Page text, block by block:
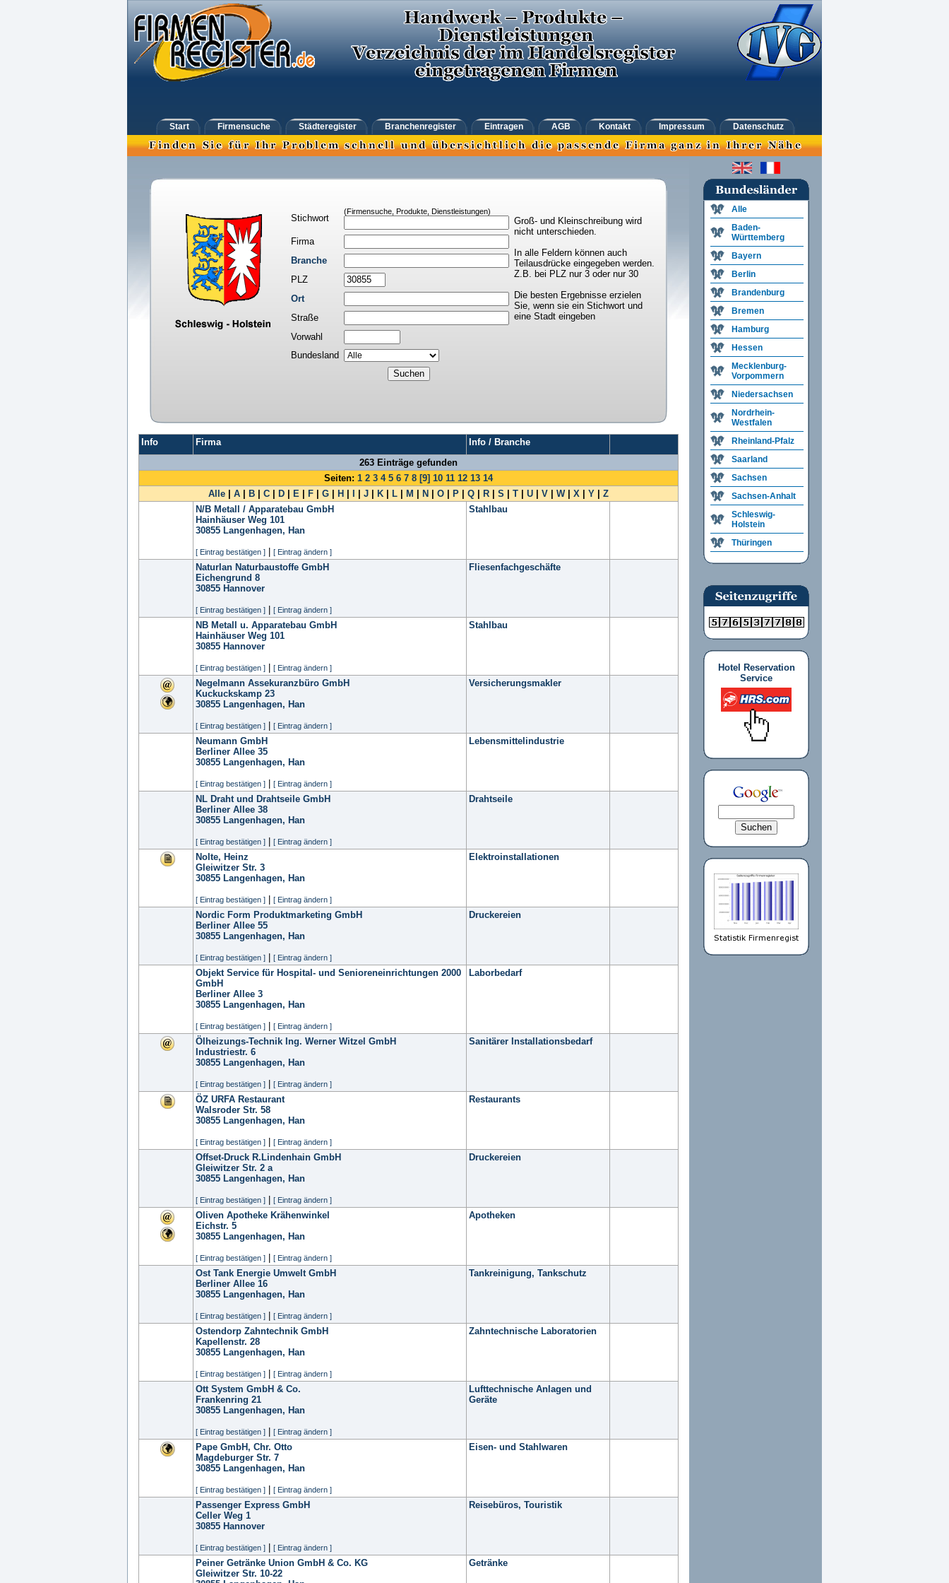
Start Firmensuche Städteregister Branchenregister Eintragen AGB Kontakt Impressum Datenschutz
Stichwort
(Firmensuche, Produkte, Dienstleistungen)
Groß- und Kleinschreibung wird
nicht unterschieden.
In alle Feldern können auch
Teilausdrücke eingegeben werden.
Z.B. bei PLZ nur 3 oder nur 30
Die besten Ergebnisse erzielen
Sie, wenn sie ein Stichwort und
eine Stadt eingeben
Firma
Branche
PLZ
Ort
Straße
Vorwahl
Bundesland
Info Firma
Info / Branche
263 Einträge gefunden
Seiten: 1 2 3 4 5 6 7 8 [9] 10 11 12 13 14
Alle
A B C D E F G H J K L M N O P Q R S T U V W| X Y
Z
N/B Metall / Apparatebau GmbH
Hainhäuser Weg 101
30855 Langenhagen, Han
[ Eintrag bestätigen ] [ Eintrag ändern ]
Stahlbau
Naturlan Naturbaustoffe GmbH
Eichengrund 8
30855 Hannover
[ Eintrag bestätigen ] [ Eintrag ändern ]
Fliesenfachgeschäfte
NB Metall u. Apparatebau GmbH
Hainhäuser Weg 101
30855 Hannover
[ Eintrag bestätigen ] [ Eintrag ändern ]
Stahlbau
Negelmann Assekuranzbüro GmbH
Kuckuckskamp 23
30855 Langenhagen, Han
[ Eintrag bestätigen ] [ Eintrag ändern ]
Versicherungsmakler
Neumann GmbH
Berliner Allee 35
30855 Langenhagen, Han
[ Eintrag bestätigen ] [ Eintrag ändern ]
Lebensmittelindustrie
NL Draht und Drahtseile GmbH
Berliner Allee 38
30855 Langenhagen, Han
[ Eintrag bestätigen ] [ Eintrag ändern ]
Drahtseile
Nolte, Heinz
Gleiwitzer Str. 3
30855 Langenhagen, Han
[ Eintrag bestätigen ] [ Eintrag ändern ]
Elektroinstallationen
Nordic Form Produktmarketing GmbH
Berliner Allee 55
30855 Langenhagen, Han
[ Eintrag bestätigen ] [ Eintrag ändern ]
Druckereien
Objekt Service für Hospital- und Senioreneinrichtungen 2000
GmbH
Berliner Allee 3
30855 Langenhagen, Han
[ Eintrag bestätigen ] [ Eintrag ändern ]
Laborbedarf
Ölheizungs-Technik Ing. Werner Witzel GmbH
Industriestr. 6
30855 Langenhagen, Han
[ Eintrag bestätigen ] [ Eintrag ändern ]
Sanitärer Installationsbedarf
ÖZ URFA Restaurant
Walsroder Str. 58
30855 Langenhagen, Han
[ Eintrag bestätigen ] [ Eintrag ändern ]
Restaurants
Offset-Druck R.Lindenhain GmbH
Gleiwitzer Str. 2 a
30855 Langenhagen, Han
[ Eintrag bestätigen ] [ Eintrag ändern ]
Druckereien
Oliven Apotheke Krähenwinkel
Eichstr. 5
30855 Langenhagen, Han
[ Eintrag bestätigen ] [ Eintrag ändern ]
Apotheken
Ost Tank Energie Umwelt GmbH
Berliner Allee 16
30855 Langenhagen, Han
[ Eintrag bestätigen ] [ Eintrag ändern ]
Tankreinigung, Tankschutz
Ostendorp Zahntechnik GmbH
Kapellenstr. 28
30855 Langenhagen, Han
[ Eintrag bestätigen ] [ Eintrag ändern ]
Zahntechnische Laboratorien
Ott System GmbH & Co.
Frankenring 21
30855 Langenhagen, Han
[ Eintrag bestätigen ] [ Eintrag ändern ]
Lufttechnische Anlagen und
Geräte
Pape GmbH, Chr. Otto
Magdeburger Str. 7
30855 Langenhagen, Han
[ Eintrag bestätigen ] [ Eintrag ändern ]
Eisen- und Stahlwaren
Passenger Express GmbH
Celler Weg 1
30855 Hannover
[ Eintrag bestätigen ] [ Eintrag ändern ]
Reisebüros, Touristik
Peiner Getränke Union GmbH & Co. KG
Gleiwitzer Str. 10-22
Getränke
Alle
Baden-
Württemberg
Bayern
Berlin
Brandenburg
Bremen
Hamburg
Hessen
Mecklenburg-
Vorpommern
Niedersachsen
Nordrhein-
Westfalen
Rheinland-Pfalz
Saarland
Sachsen
Sachsen-Anhalt
Schleswig-
Holstein
Thüringen
Hotel Reservation
Service